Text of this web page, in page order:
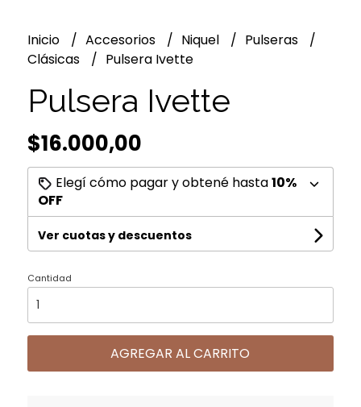
Inicio Accesorios Niquel
Pulseras
Clásicas
Pulsera Ivette
Pulsera Ivette
$16.000,00
Elegí cómo pagar y obtené hasta10%
OFF
Ver cuotas y descuentos
Cantidad
AGREGAR AL CARRITO